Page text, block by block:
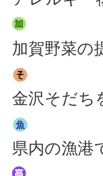
加賀野菜の
金沢そだち
県内の漁港